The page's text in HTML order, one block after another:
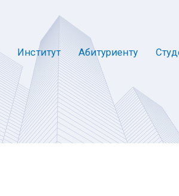
Институт Абитуриенту